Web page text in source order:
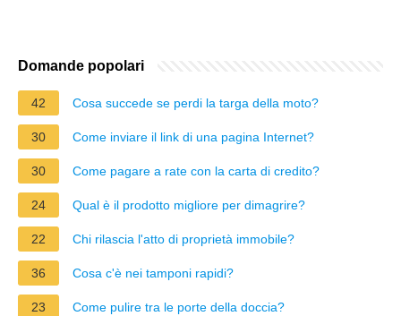
Domande popolari
42 Cosa succede se perdi la targa della moto?
30 Come inviare il link di una pagina Internet?
30 Come pagare a rate con la carta di credito?
24 Qual è il prodotto migliore per dimagrire?
22 Chi rilascia l'atto di proprietà immobile?
36 Cosa c'è nei tamponi rapidi?
23 Come pulire tra le porte della doccia?